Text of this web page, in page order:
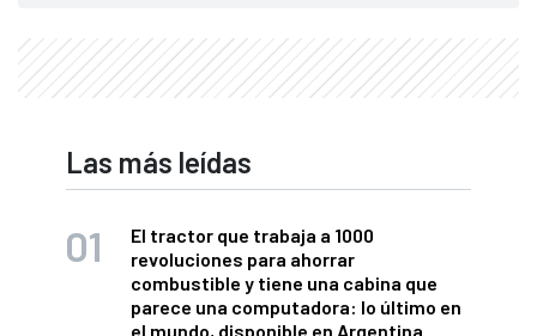
Las más leídas
El tractor que trabaja a 1000
revoluciones para ahorrar
combustible y tiene una cabina que
parece una computadora: lo último en
el mundo, disponible en Argentina